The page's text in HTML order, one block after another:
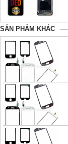
SẢN PHẢM KHÁC